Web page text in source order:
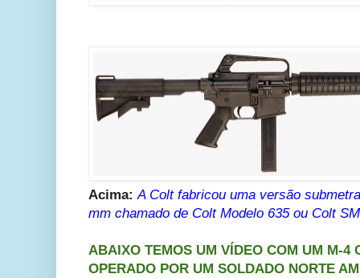
Acima: A Colt fabricou uma versão
mm chamado de Colt Modelo 635 ou Colt
ABAIXO TEMOS UM VÍDEO COM UM M-4
OPERADO POR UM SOLDADO NORTE